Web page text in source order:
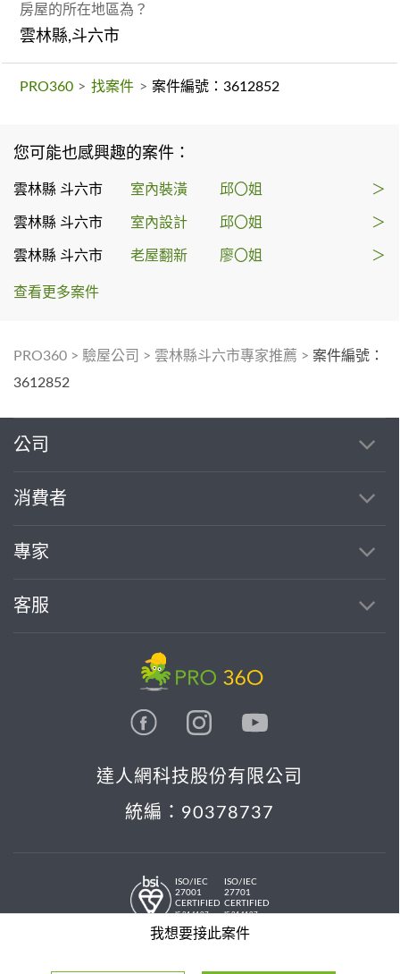
房屋的所在地區為？
雲林縣,斗六市
PRO360 > 找案件 > 案件編號：3612852
您可能也感興趣的案件：
雲林縣 斗六市 室內裝潢 邱〇姐 ＞
雲林縣 斗六市 室內設計 邱〇姐 ＞
雲林縣 斗六市 老屋翻新 廖〇姐 ＞
查看更多案件
PRO360 > 驗屋公司 > 雲林縣斗六市專家推薦 > 案件編號：
3612852
我想要接此案件
公司
消費者
專家
客服
達人網科技股份有限公司
統編：90378737
ISO/IEC
27001
CERTIFIED
IS 814197
ISO/IEC
27701
CERTIFIED
IS 814197
© 2026 PRO36O. All rights reserved.